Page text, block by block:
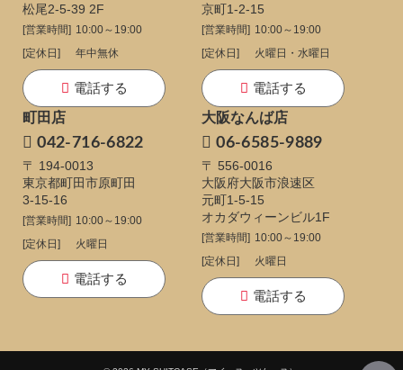
松尾2-5-39 2F
[営業時間] 10:00～19:00
[定休日]
年中無休
電話する
京町1-2-15
[営業時間] 10:00～19:00
[定休日]
火曜日・水曜日
電話する
町田店
042-716-6822
〒 194-0013
東京都町田市原町田
3-15-16
[営業時間] 10:00～19:00
[定休日]
火曜日
電話する
大阪なんば店
06-6585-9889
〒 556-0016
大阪府大阪市浪速区
元町1-5-15
オカダウィーンビル1F
[営業時間] 10:00～19:00
[定休日]
火曜日
電話する